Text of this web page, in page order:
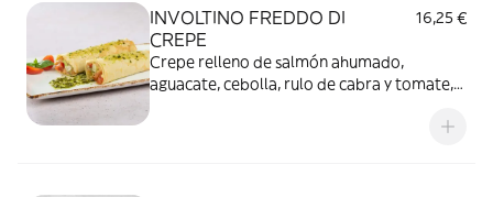
INVOLTINO FREDDO DI
CREPE
16,25 €
Crepe relleno de salmón ahumado,
aguacate, cebolla, rulo de cabra y tomate,